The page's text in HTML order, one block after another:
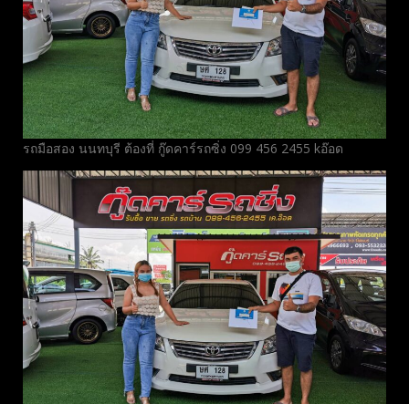
รถมือสอง นนทบุรี ต้องที่ กู๊ดคาร์รถซิ่ง 099 456 2455 kอ๊อด